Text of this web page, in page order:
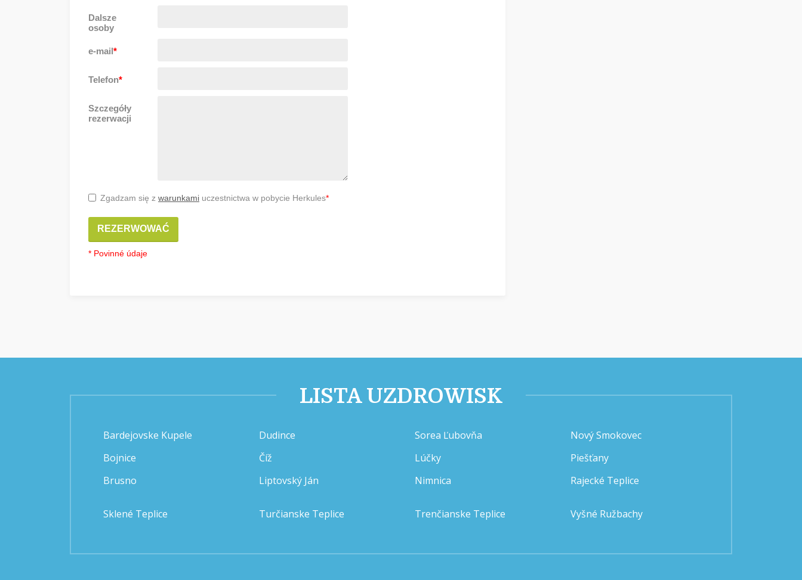
Dalsze
osoby
e-mail*
Telefon*
Szczegóły
rezerwacji
Zgadzam się z warunkami uczestnictwa w pobycie Herkules*
REZERWOWAĆ
* Povinné údaje
LISTA UZDROWISK
Bardejovske Kupele
Bojnice
Brusno
Dudince
Číž
Liptovský Ján
Sorea Ľubovňa
Lúčky
Nimnica
Nový Smokovec
Piešťany
Rajecké Teplice
Sklené Teplice Turčianske Teplice Trenčianske Teplice Vyšné Ružbachy